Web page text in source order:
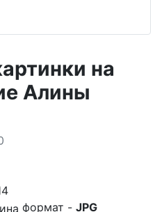
на
Алины
формат - JPG